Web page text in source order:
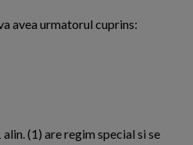
avea urmatorul cuprins:
(1) are regim special si se